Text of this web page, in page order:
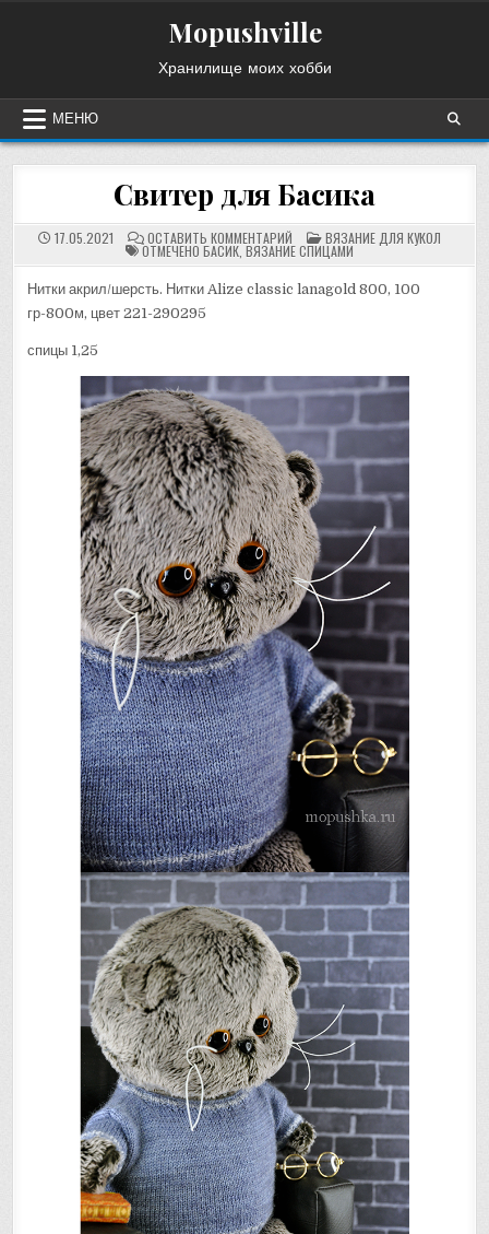
Mopushville
Хранилище моих хобби
МЕНЮ
Свитер для Басика
17.05.2021 ОСТАВИТЬ КОММЕНТАРИЙНА
СВИТЕР
ДЛЯ
ОПУБЛИКОВАНО
В
ВЯЗАНИЕ ДЛЯ КУКОЛ
ОТМЕЧЕНО БАСИК, ВЯЗАНИЕ СПИЦАМИ
Нитки акрил/шерсть. Нитки Alize classic lanagold 800, 100
гр-800м, цвет 221-290295
спицы 1,25